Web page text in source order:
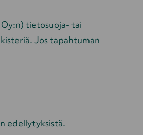
tietosuoja- tai
Jos tapahtuman
edellytyksistä.